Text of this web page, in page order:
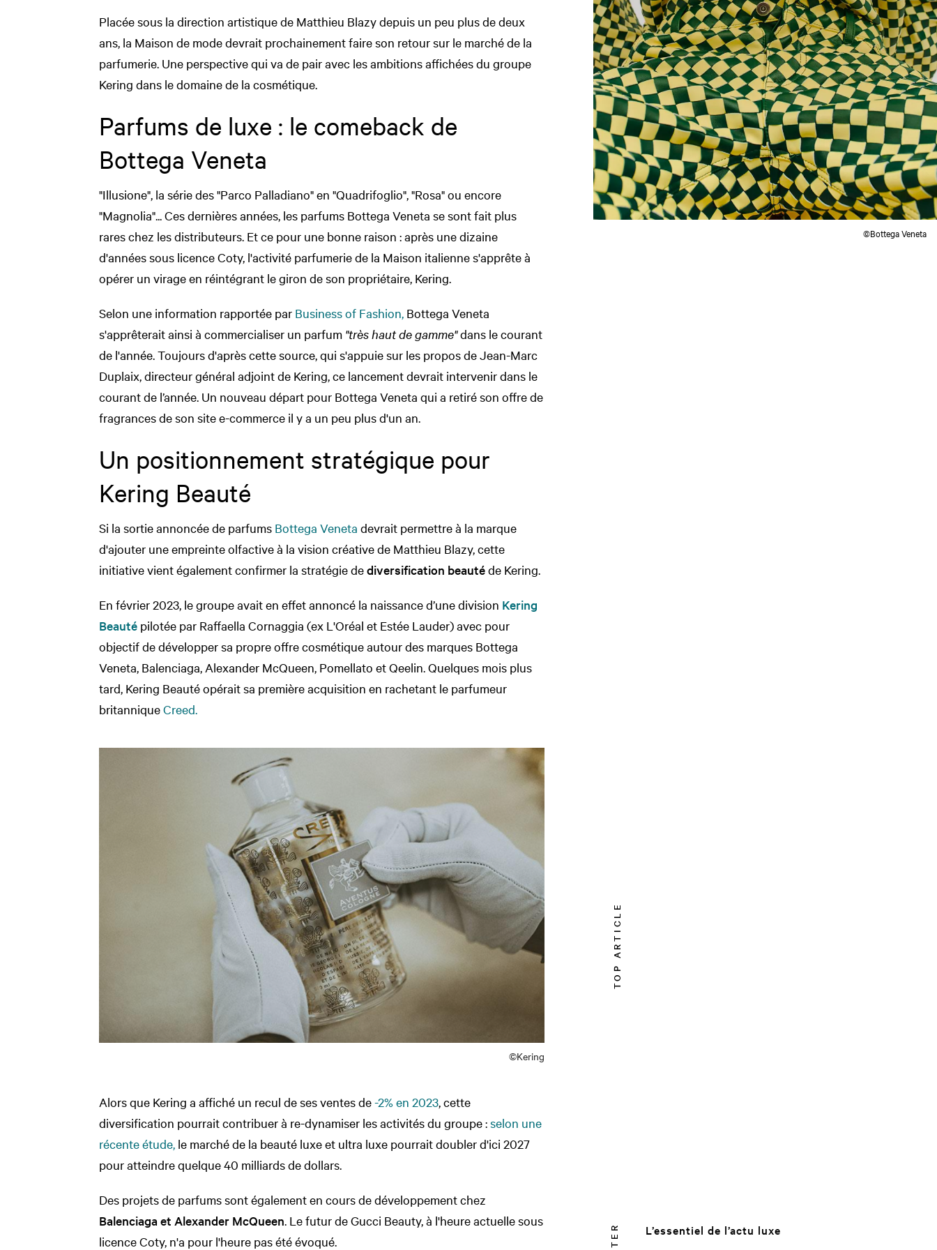
Placée sous la direction artistique de Matthieu Blazy depuis un peu plus de deux
ans, la Maison de mode devrait prochainement faire son retour sur le marché de la
parfumerie. Une perspective qui va de pair avec les ambitions affichées du groupe
Kering dans le domaine de la cosmétique.
Parfums de luxe : le comeback de
Bottega Veneta
"Illusione", la série des "Parco Palladiano" en "Quadrifoglio", "Rosa" ou encore
"Magnolia"... Ces dernières années, les parfums Bottega Veneta se sont fait plus
rares chez les distributeurs. Et ce pour une bonne raison : après une dizaine
d'années sous licence Coty, l'activité parfumerie de la Maison italienne s'apprête à
opérer un virage en réintégrant le giron de son propriétaire, Kering.
Selon une information rapportée par Business of Fashion, Bottega Veneta
s'apprêterait ainsi à commercialiser un parfum "très haut de gamme"dans le courant
de l'année. Toujours d'après cette source, qui s'appuie sur les propos de Jean-Marc
Duplaix, directeur général adjoint de Kering, ce lancement devrait intervenir dans le
courant de l’année. Un nouveau départ pour Bottega Veneta qui a retiré son offre de
fragrances de son site e-commerce il y a un peu plus d'un an.
Un positionnement stratégique pour
Kering Beauté
Si la sortie annoncée de parfums Bottega Veneta devrait permettre à la marque
d'ajouter une empreinte olfactive à la vision créative de Matthieu Blazy, cette
initiative vient également confirmer la stratégie dediversification beautéde Kering.
En février 2023, le groupe avait en effet annoncé la naissance d’une division Kering
Beauté pilotée par Raffaella Cornaggia (ex L'Oréal et Estée Lauder) avec pour
objectif de développer sa propre offre cosmétique autour des marques Bottega
Veneta, Balenciaga, Alexander McQueen, Pomellato et Qeelin. Quelques mois plus
tard, Kering Beauté opérait sa première acquisition en rachetant le parfumeur
britanniqueCreed.
©Kering
Alors que Kering a affiché un recul de ses ventes de-2% en 2023 , cette
diversification pourrait contribuer à re-dynamiser les activités du groupe :selon une
récente étude, le marché de la beauté luxe et ultra luxe pourrait doubler d'ici 2027
pour atteindre quelque 40 milliards de dollars.
Des projets de parfums sont également en cours de développement chez
Balenciaga et Alexander McQueen . Le futur de Gucci Beauty, à l'heure actuelle sous
licence Coty, n'a pour l'heure pas été évoqué.
©Bottega Veneta
TOP ARTICLE
L’essentiel de l’actu luxe